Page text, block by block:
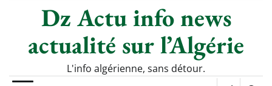
Dz Actu info news
actualité sur l’Algérie
L'info algérienne, sans détour.